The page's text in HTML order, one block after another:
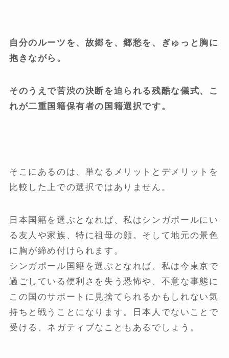
自分のルーツを、故郷を、郷愁を、ぎゅっと胸に
抱きながら。
そのうえで苦渋の決断を迫られる残酷な儀式、こ
れが二重国籍保有者の国籍選択です。
そこにあるのは、単なるメリットとデメリットを
比較した上での選択ではありません。
日本国籍を選ぶとなれば、私はシンガポールにい
る友人や家族、特に祖母の顔。そして地元の景色
に胸が締め付けられます。
シンガポール国籍を選ぶとなれば、私は今東京で
過ごしている便利さを失う恐怖や、不意な事態に
この国のサポートに見捨てられるかもしれない気
持ちと戦うことになります。日本人でないことで
受ける、ネガティブなこともあるでしょう。